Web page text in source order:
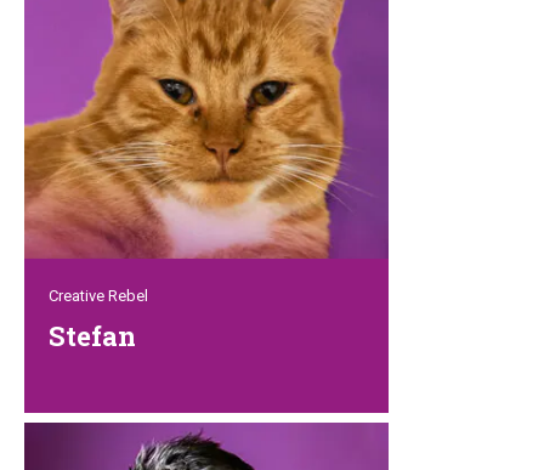
Hochlandrinder. Diese umfangreiche
Erfahrung mit Tieren kommt ihr bei der
Pflege aller Rebels in der Lounge sehr
zugute. Sie vertrauen ihr voll und ganz –
und wir auch!
Creative Rebel
Stefan
vor Eigeninitiative und kann bei Petrebels
überall eingesetzt werden. Er liebt es